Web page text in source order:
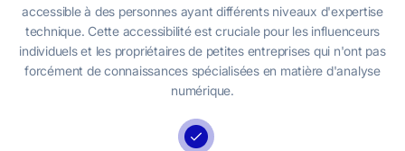
accessible à des personnes ayant différents niveaux d'expertise
technique. Cette accessibilité est cruciale pour les influenceurs
individuels et les propriétaires de petites entreprises qui n'ont pas
forcément de connaissances spécialisées en matière d'analyse
numérique.